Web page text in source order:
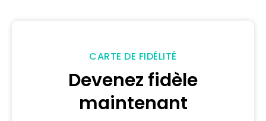
CARTE DE FIDÉLITÉ
Devenez fidèle
maintenant